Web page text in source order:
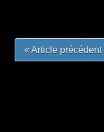
« Article précédent